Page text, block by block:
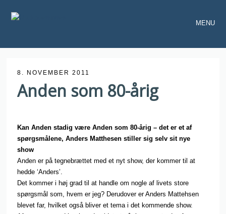
MENU
8. NOVEMBER 2011
Anden som 80-årig
Kan Anden stadig være Anden som 80-årig – det er et af
spørgsmålene, Anders Matthesen stiller sig selv sit nye
show
Anden er på tegnebrættet med et nyt show, der kommer til at
hedde ‘Anders’.
Det kommer i høj grad til at handle om nogle af livets store
spørgsmål som, hvem er jeg? Derudover er Anders Mattehsen
blevet far, hvilket også bliver et tema i det kommende show.